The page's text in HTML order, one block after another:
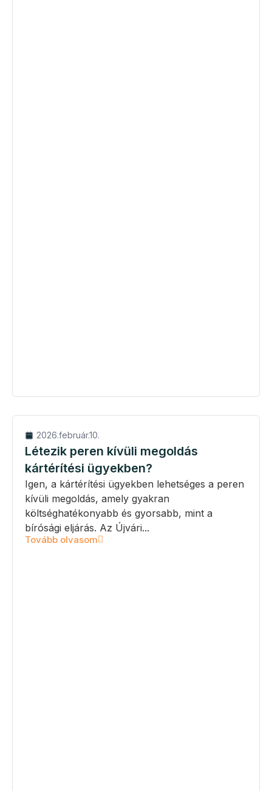
2026.február.10.
Létezik peren kívüli megoldás
kártérítési ügyekben?
Igen, a kártérítési ügyekben lehetséges a peren
kívüli megoldás, amely gyakran
költséghatékonyabb és gyorsabb, mint a
bírósági eljárás. Az Újvári...
Tovább olvasom